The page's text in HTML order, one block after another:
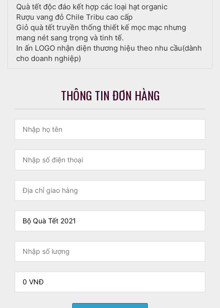
Quà tết độc đáo kết hợp các loại hạt organic
Rượu vang đỏ Chile Tribu cao cấp
Giỏ quà tết truyền thống thiết kế mọc mạc nhưng
mang nét sang trọng và tinh tế.
In ấn LOGO nhận diện thương hiệu theo nhu cầu(dành
cho doanh nghiệp)
THÔNG TIN ĐƠN HÀNG